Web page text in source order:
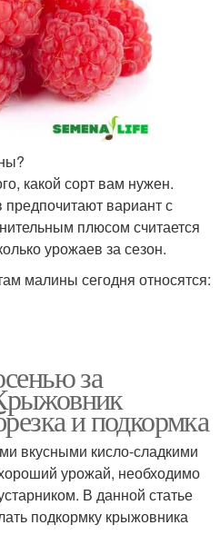
какой сорт вам нужен.
вариант с
плюсом считается
урожаев за сезон.
малины сегодня относятся:
за
и подкормка
вкусными кисло-сладкими
урожай, необходимо
В данной статье
подкормку крыжовника